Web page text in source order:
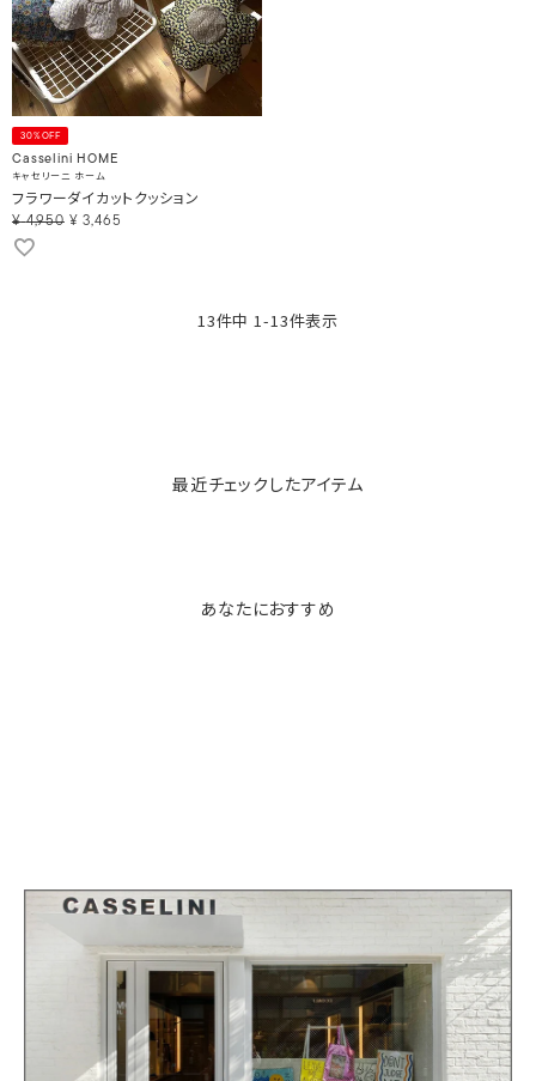
30%OFF
Casselini HOME
キャセリーニ ホーム
フラワーダイカットクッション
¥ 4,950 ¥ 3,465
13件中 1 -13件表示
最近チェックしたアイテム
あなたにおすすめ